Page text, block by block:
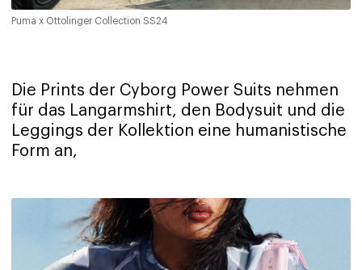
Puma x Ottolinger Collection SS24
Die Prints der Cyborg Power Suits nehmen
für das Langarmshirt, den Bodysuit und die
Leggings der Kollektion eine humanistische
Form an,